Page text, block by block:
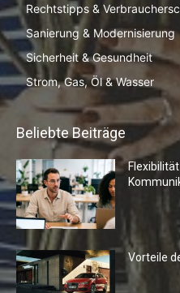
Rechtstipps &
Sanierung & Modernisierung
Sicherheit & Gesundheit
Strom, Gas, Öl & Wasser
Beliebte Beiträge
Vorteile